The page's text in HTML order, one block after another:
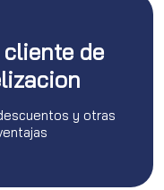
cliente de
y otras